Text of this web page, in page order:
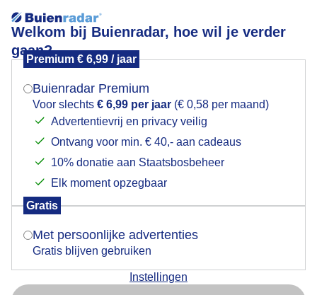
Welkom bij Buienradar, hoe wil je verder
gaan?
Premium € 6,99 / jaar
Buienradar Premium
Voor slechts € 6,99 per jaar (€ 0,58 per maand)
Advertentievrij en privacy veilig
Ontvang voor min. € 40,- aan cadeaus
10% donatie aan Staatsbosbeheer
Elk moment opzegbaar
Gratis
Met persoonlijke advertenties
Gratis blijven gebruiken
Instellingen
Een moment geduld aub...
Een moment geduld aub...
Mogen we je locatie gebruiken voor het
Indien je hier nog geen akkoord op hebt gegeven,
verschijnt er zo een pop-up uit je browser waarin
Is goed, toon de popup
Nu niet, misschien later